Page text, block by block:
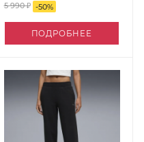
5 990 ₽ -50%
ПОДРОБНЕЕ